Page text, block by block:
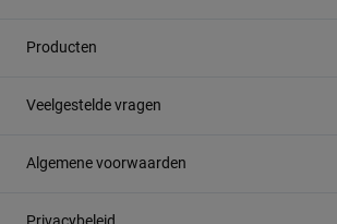
Producten
Veelgestelde vragen
Algemene voorwaarden